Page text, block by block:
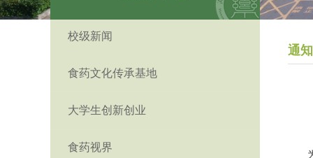
校级新闻
食药文化传承基地
大学生创新创业
食药视界
通